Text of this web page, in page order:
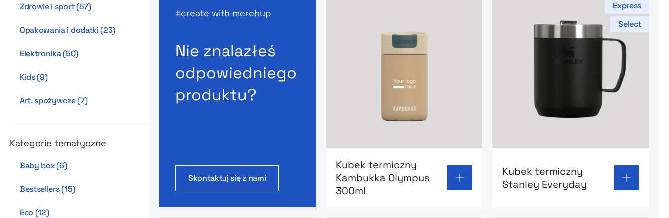
Zdrowie i sport(57)
Opakowania i dodatki(23)
Elektronika(50)
Kids(9)
Art. spożywcze(7)
Kategorie tematyczne
Baby box(6)
Bestsellers(15)
Eco (12)
create with merchup
Nie znalazłeś
odpowiedniego
produktu?
Skontaktuj się z nami
Kubek termiczny
Kambukka Olympus
300ml
Express
Select
Kubek termiczny
Stanley Everyday